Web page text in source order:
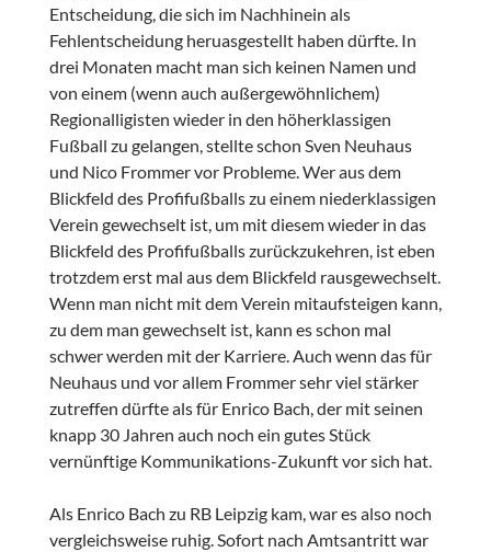
Entscheidung, die sich im Nachhinein als
Fehlentscheidung heruasgestellt haben dürfte. In
drei Monaten macht man sich keinen Namen und
von einem (wenn auch außergewöhnlichem)
Regionalligisten wieder in den höherklassigen
Fußball zu gelangen, stellte schon Sven Neuhaus
und Nico Frommer vor Probleme. Wer aus dem
Blickfeld des Profifußballs zu einem niederklassigen
Verein gewechselt ist, um mit diesem wieder in das
Blickfeld des Profifußballs zurückzukehren, ist eben
trotzdem erst mal aus dem Blickfeld rausgewechselt.
Wenn man nicht mit dem Verein mitaufsteigen kann,
zu dem man gewechselt ist, kann es schon mal
schwer werden mit der Karriere. Auch wenn das für
Neuhaus und vor allem Frommer sehr viel stärker
zutreffen dürfte als für Enrico Bach, der mit seinen
knapp 30 Jahren auch noch ein gutes Stück
vernünftige Kommunikations-Zukunft vor sich hat.
Als Enrico Bach zu RB Leipzig kam, war es also noch
vergleichsweise ruhig. Sofort nach Amtsantritt war